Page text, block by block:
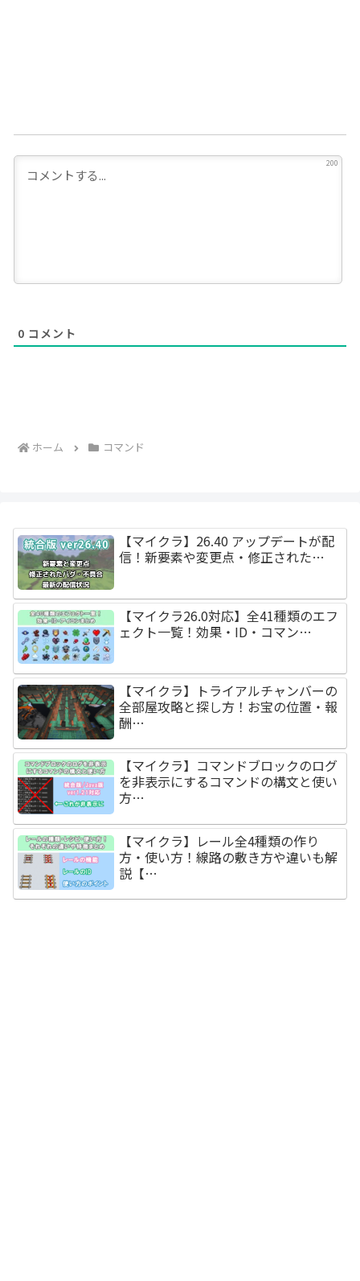
200
0 コメント
ホーム コマンド
【マイクラ】26.40 アップデートが配
信！新要素や変更点・修正された…
【マイクラ26.0対応】全41種類のエフ
ェクト一覧！効果・ID・コマン…
【マイクラ】トライアルチャンバーの
全部屋攻略と探し方！お宝の位置・報
酬…
【マイクラ】コマンドブロックのログ
を非表示にするコマンドの構文と使い
方…
【マイクラ】レール全4種類の作り
方・使い方！線路の敷き方や違いも解
説【…